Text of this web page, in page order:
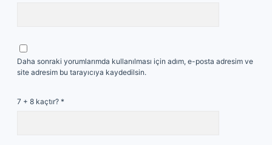
Daha sonraki yorumlarımda kullanılması için adım, e-posta adresim ve
site adresim bu tarayıcıya kaydedilsin.
7 + 8 kaçtır? *